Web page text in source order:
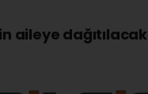
aileye dağıtılacak